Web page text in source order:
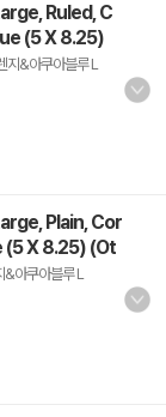
Ruled, C
(5 X 8.25)
지&아쿠아블루 L
Plain, Cor
(5 X 8.25) (Ot
&아쿠아블루 L